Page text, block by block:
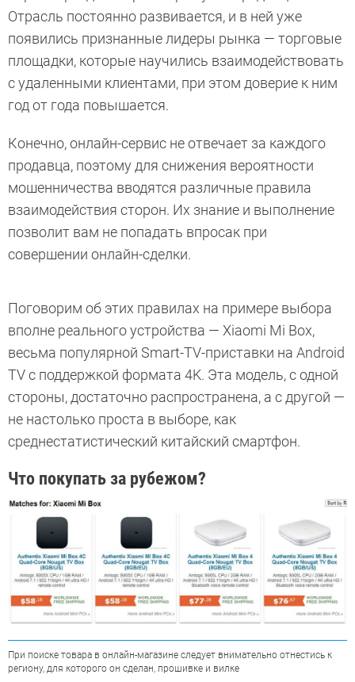
Отрасль постоянно развивается, и в ней уже
появились признанные лидеры рынка — торговые
площадки, которые научились взаимодействовать
с удаленными клиентами, при этом доверие к ним
год от года повышается.
Конечно, онлайн-сервис не отвечает за каждого
продавца, поэтому для снижения вероятности
мошенничества вводятся различные правила
взаимодействия сторон. Их знание и выполнение
позволит вам не попадать впросак при
совершении онлайн-сделки.
Поговорим об этих правилах на примере выбора
вполне реального устройства — Xiaomi Mi Box,
весьма популярной Smart-TV-приставки на Android
TV с поддержкой формата 4K. Эта модель, с одной
стороны, достаточно распространена, а с другой —
не настолько проста в выборе, как
среднестатистический китайский смартфон.
Что покупать за рубежом?
При поиске товара в онлайн-магазине следует внимательно отнестись к
региону, для которого он сделан, прошивке и вилке